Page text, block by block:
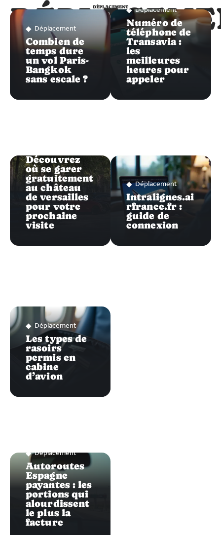
DÉPLACEMENT
Déplacement
Combien de
temps dure
un vol Paris-
Bangkok
sans escale ?
Découvrez
où se garer
gratuitement
au château
de versailles
pour votre
prochaine
visite
Déplacement
Les types de
rasoirs
permis en
cabine
d’avion
Déplacement
Autoroutes
Espagne
payantes : les
portions qui
alourdissent
le plus la
facture
Déplacement
Numéro de
téléphone de
Transavia :
les
meilleures
heures pour
appeler
Déplacement
Intralignes.ai
rfrance.fr :
guide de
connexion